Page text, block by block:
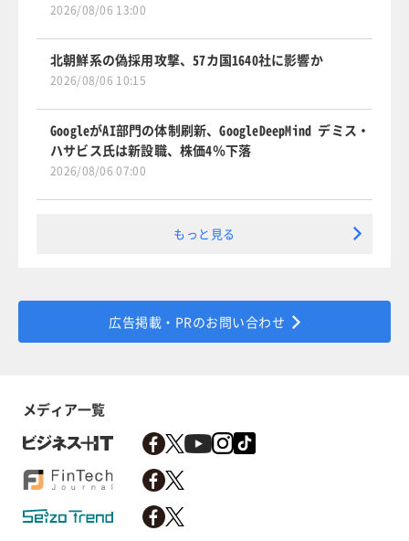
2026/08/06 13:00
北朝鮮系の偽採用攻撃、57カ国1640社に影響か
2026/08/06 10:15
GoogleがAI部門の体制刷新、GoogleDeepMind デミス・
ハサビス氏は新設職、株価4％下落
2026/08/06 07:00
もっと見る
広告掲載・PRのお問い合わせ
メディア一覧